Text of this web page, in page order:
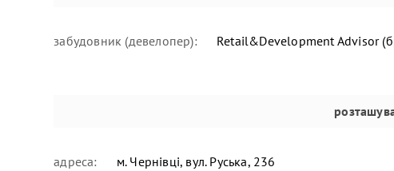
забудовник (девелопер): Retail&Development Advisor
адреса: м. Чернівці, вул. Руська, 236